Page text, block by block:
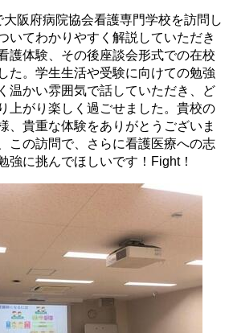
阪府病院協会看護専門学校を訪問し
いてわかりやすく解説していただき
護体験、その後座談会形式での在校
た。学生生活や受験に向けての勉強
温かい雰囲気で話していただき、ど
上がり楽しく過ごせました。貴校の
、貴重な体験をありがとうございま
この訪問で、さらに看護医療への志
強に挑んでほしいです！Fight！